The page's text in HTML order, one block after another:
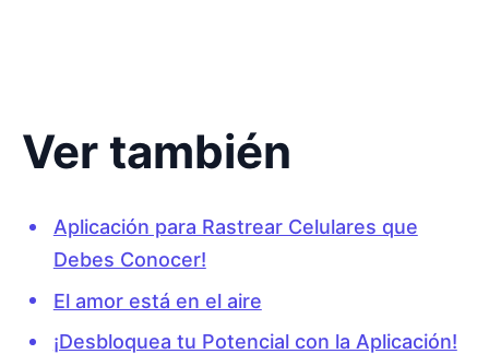
Ver también
Aplicación para Rastrear Celulares que
Debes Conocer!
El amor está en el aire
¡Desbloquea tu Potencial con la Aplicación!